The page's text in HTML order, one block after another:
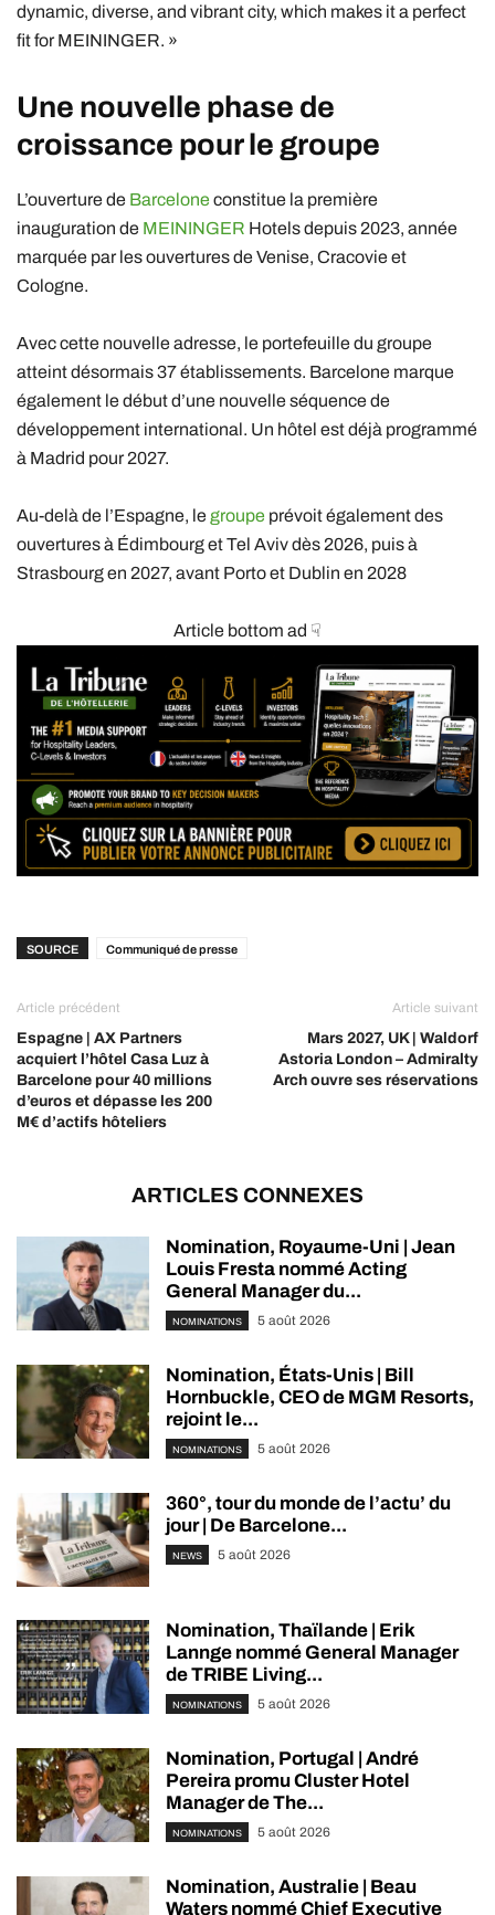
dynamic, diverse, and vibrant city, which makes it a perfect
fit for MEININGER. »
Une nouvelle phase de
croissance pour le groupe
L’ouverture de Barceloneconstitue la première
inauguration de MEININGER Hotels depuis 2023, année
marquée par les ouvertures de Venise, Cracovie et
Cologne.
Avec cette nouvelle adresse, le portefeuille du groupe
atteint désormais 37 établissements. Barcelone marque
également le début d’une nouvelle séquence de
développement international. Un hôtel est déjà programmé
à Madrid pour 2027.
Au-delà de l’Espagne, legroupe prévoit également des
ouvertures à Édimbourg et Tel Aviv dès 2026, puis à
Strasbourg en 2027, avant Porto et Dublin en 2028
Article bottom ad ☟
SOURCE Communiqué de presse
Article précédent
Espagne | AX Partners
acquiert l’hôtel Casa Luz à
Barcelone pour 40 millions
d’euros et dépasse les 200
M€ d’actifs hôteliers
Article suivant
Mars 2027, UK | Waldorf
Astoria London – Admiralty
Arch ouvre ses réservations
ARTICLES CONNEXES
Nomination, Royaume-Uni | Jean
Louis Fresta nommé Acting
General Manager du...
NOMINATIONS 5 août 2026
Nomination, États-Unis | Bill
Hornbuckle, CEO de MGM Resorts,
rejoint le...
NOMINATIONS 5 août 2026
360°, tour du monde de l’actu’ du
jour | De Barcelone...
NEWS 5 août 2026
Nomination, Thaïlande | Erik
Lannge nommé General Manager
de TRIBE Living...
NOMINATIONS 5 août 2026
Nomination, Portugal | André
Pereira promu Cluster Hotel
Manager de The...
NOMINATIONS 5 août 2026
Nomination, Australie | Beau
Waters nommé Chief Executive